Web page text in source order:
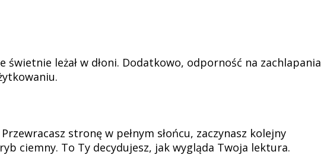
leżał w dłoni. Dodatkowo, odporność na zachlapania
stronę w pełnym słońcu, zaczynasz kolejny
ciemny. To Ty decydujesz, jak wygląda Twoja lektura.